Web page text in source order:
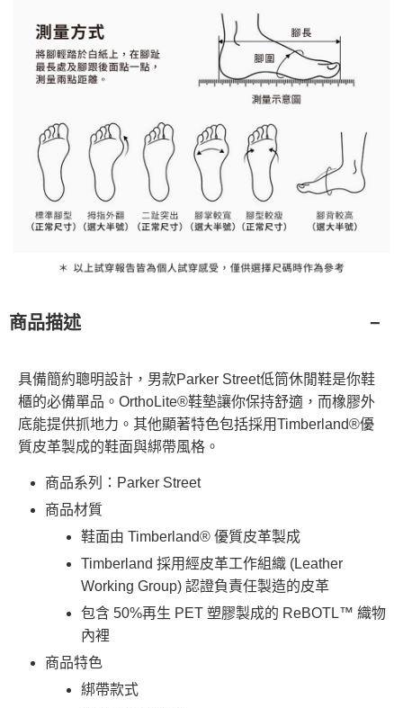
商品描述
具備簡約聰明設計，男款Parker Street低筒休閒鞋是你鞋
櫃的必備單品。OrthoLite®鞋墊讓你保持舒適，而橡膠外
底能提供抓地力。其他顯著特色包括採用Timberland®優
質皮革製成的鞋面與綁帶風格。
商品系列：Parker Street
商品材質
鞋面由 Timberland® 優質皮革製成
Timberland 採用經皮革工作組織 (Leather
Working Group) 認證負責任製造的皮革
包含 50%再生 PET 塑膠製成的 ReBOTL™ 織物
內裡
商品特色
綁帶款式